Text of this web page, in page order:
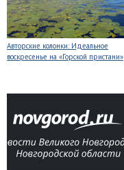
Авторские колонки: Идеальное
воскресенье на «Горской пристани»